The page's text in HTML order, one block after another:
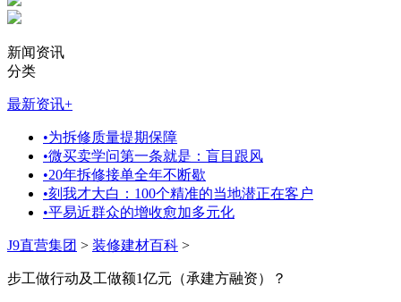
新闻资讯
分类
最新资讯+
•为拆修质量提期保障
•微买卖学问第一条就是：盲目跟风
•20年拆修接单全年不断歇
•刻我才大白：100个精准的当地潜正在客户
•平易近群众的增收愈加多元化
J9直营集团 > 装修建材百科 >
步工做行动及工做额1亿元（承建方融资）？